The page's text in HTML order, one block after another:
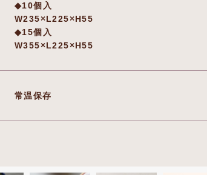
◆10個入
W235×L225×H55
◆15個入
W355×L225×H55
常温保存